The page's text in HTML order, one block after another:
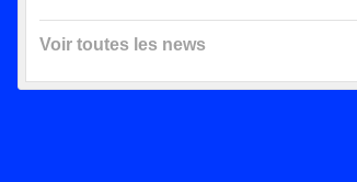
Voir toutes les news